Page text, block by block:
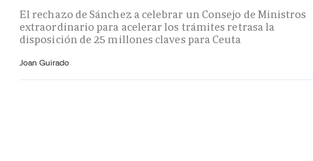
El rechazo de Sánchez a celebrar un Consejo de Ministros
extraordinario para acelerar los trámites retrasa la
disposición de 25 millones claves para Ceuta
Joan Guirado